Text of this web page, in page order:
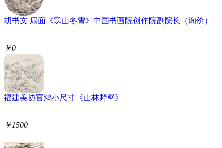
胡书文 扇面《寒山冬雪》中国书画院创作院副院长（询价）
￥0
福建美协官鸿小尺寸《山林野壑》
￥1500